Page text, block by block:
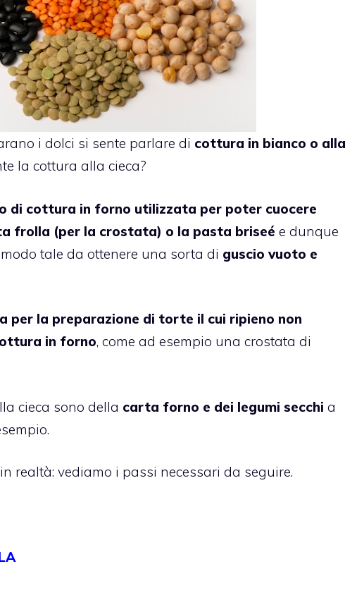
i dolci si sente parlare di cottura in bianco o alla
la cottura alla cieca?
di cottura in forno utilizzata per poter cuocere
frolla (per la crostata) o la pasta briseé e dunque
tale da ottenere una sorta di guscio vuoto e
per la preparazione di torte il cui ripieno non
in forno, come ad esempio una crostata di
cieca sono della carta forno e dei legumi secchi a
realtà: vediamo i passi necessari da seguire.